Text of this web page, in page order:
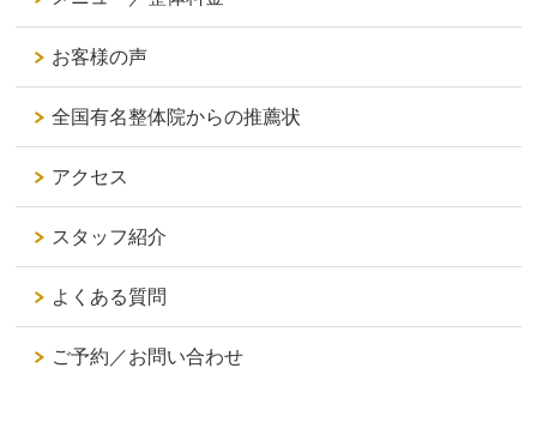
お客様の声
全国有名整体院からの推薦状
アクセス
スタッフ紹介
よくある質問
ご予約／お問い合わせ